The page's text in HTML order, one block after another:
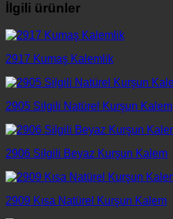
İlgili ürünler
2917 Kumaş Kalemlik
2905 Silgili Natürel Kurşun Kalem
2906 Silgili Beyaz Kurşun Kalem
2909 Kısa Natürel Kurşun Kalem